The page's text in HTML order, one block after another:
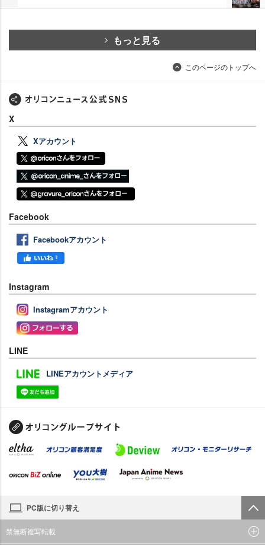
もっと見る
このページのトップへ
X
Xアカウント
Facebook
Facebookアカウント
Instagram
Instagramアカウント
LINE
LINEアカウントメディア
PC版に切り替え
禁無断複写転載